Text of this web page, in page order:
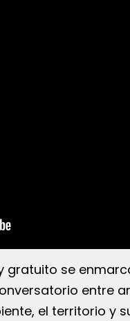
gratuito se
entre
el territorio y